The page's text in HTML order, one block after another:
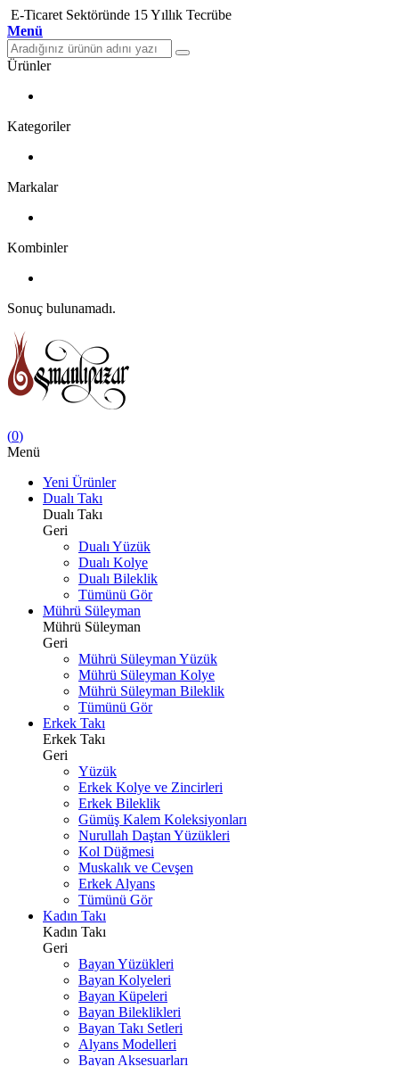
E-Ticaret Sektöründe 15 Yıllık Tecrübe
Menü
Ürünler
Kategoriler
Markalar
Kombinler
Sonuç bulunamadı.
(0)
Menü
Yeni Ürünler
Dualı Takı
Dualı Takı
Geri
Dualı Yüzük
Dualı Kolye
Dualı Bileklik
Tümünü Gör
Mührü Süleyman
Mührü Süleyman
Geri
Mührü Süleyman Yüzük
Mührü Süleyman Kolye
Mührü Süleyman Bileklik
Tümünü Gör
Erkek Takı
Erkek Takı
Geri
Yüzük
Erkek Kolye ve Zincirleri
Erkek Bileklik
Gümüş Kalem Koleksiyonları
Nurullah Daştan Yüzükleri
Kol Düğmesi
Muskalık ve Cevşen
Erkek Alyans
Tümünü Gör
Kadın Takı
Kadın Takı
Geri
Bayan Yüzükleri
Bayan Kolyeleri
Bayan Küpeleri
Bayan Bileklikleri
Bayan Takı Setleri
Alyans Modelleri
Bayan Aksesuarları